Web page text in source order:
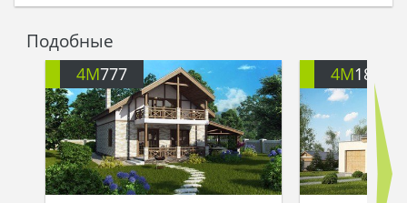
заливал солнечный свет, делающий жизнь
Сказки еще лучше. В одной из комнат второго
этажа Сказка обустроила кабинет. Она
положила огромную книгу на деревянный стол,
и каждый вечер, прежде чем отправиться спать,
она записывала туда свои сны, которые ждала в
подарок от госпожи Ночи. Сказочный домик
служил ей очагом, комфортным островком
посреди пестрого цветочного сада и радужного
бесконечного лета.
Подобные
4M777 4M188G